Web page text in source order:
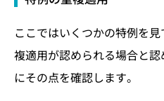
ここではいくつかの特例を
複適用が認められる場合と
にその点を確認します。